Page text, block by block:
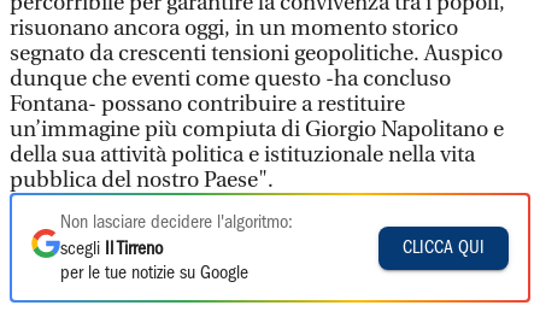
risuonano ancora oggi, in un momento storico
segnato da crescenti tensioni geopolitiche. Auspico
dunque che eventi come questo -ha concluso
Fontana- possano contribuire a restituire
un’immagine più compiuta di Giorgio Napolitano e
della sua attività politica e istituzionale nella vita
pubblica del nostro Paese".
Non lasciare decidere l'algoritmo:
scegli
Il Tirreno
per le tue notizie su Google
CLICCA QUI